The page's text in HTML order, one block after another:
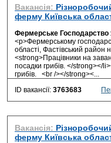
Вакансія:
ферму Київська
Фермерське
<p>Фермерському
області, Фастівський район
<strong>Працівники на
посадки грибів. </strong></
грибів. <br /></strong><...
ID вакансії: 3763683
Вакансія:
ферму Київська